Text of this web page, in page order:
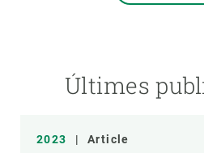
Últimes
2023 | Article